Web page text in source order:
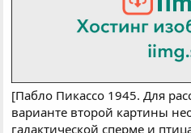
[Пабло Пикассо 1945. Для
варианте второй картины
галактической сперме и